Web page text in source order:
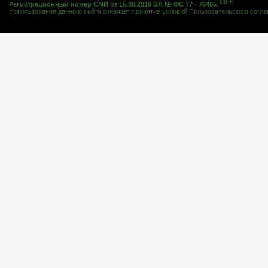
Регистрационный номер СМИ от 15.08.2019 ЭЛ № ФС 77 - 76485.
Использование данного сайта означает принятие условий Пользовательского